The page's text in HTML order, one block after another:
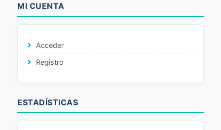
MI CUENTA
Acceder
Registro
ESTADÍSTICAS